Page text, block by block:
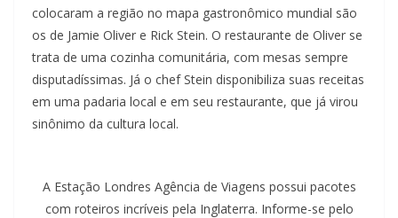
colocaram a região no mapa gastronômico mundial são
os de Jamie Oliver e Rick Stein. O restaurante de Oliver se
trata de uma cozinha comunitária, com mesas sempre
disputadíssimas. Já o chef Stein disponibiliza suas receitas
em uma padaria local e em seu restaurante, que já virou
sinônimo da cultura local.
A Estação Londres Agência de Viagens possui pacotes
com roteiros incríveis pela Inglaterra. Informe-se pelo